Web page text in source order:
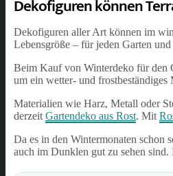
Dekofiguren können
Dekofiguren aller Art können im
Lebensgröße – für jeden Garten
Beim Kauf von Winterdeko für den
um ein wetter- und frostbeständiges
Materialien wie Harz, Metall oder
derzeit Gartendeko aus Rost. Mit
Da es in den Wintermonaten schon
auch im Dunklen gut zu sehen